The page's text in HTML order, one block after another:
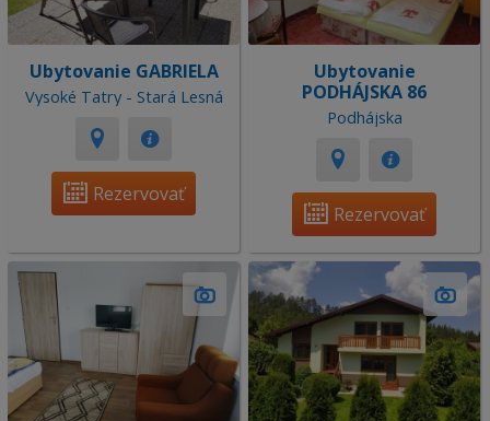
Ubytovanie GABRIELA
Vysoké Tatry - Stará Lesná
Rezervovať
Ubytovanie
PODHÁJSKA 86
Podhájska
Rezervovať